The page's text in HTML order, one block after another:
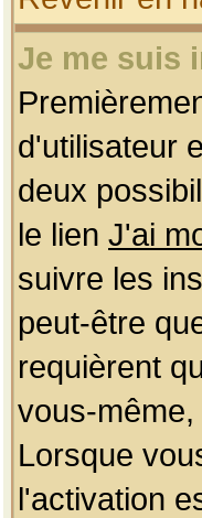
Je me suis
d'utilisateur
deux
le lien J'ai
suivre les
peut-être
requièrent
vous-
Lorsque
l'activation